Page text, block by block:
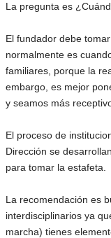
La pregunta es
El fundador debe
normalmente es
familiares, porque la
embargo, es mejor
y seamos más
El proceso de
Dirección se
para tomar la estafeta.
La recomendación es
interdisciplinarios ya
marcha) tienes